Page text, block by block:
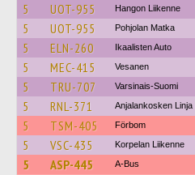
5 UOT-955 Hangon Liikenne
5 UOT-955 Pohjolan Matka
5 ELN-260 Ikaalisten Auto
5 MEC-415 Vesanen
5 TRU-707 Varsinais-Suomi
5 RNL-371 Anjalankosken Linja
5 TSM-405 Förbom
5 VSC-435 Korpelan Liikenne
5 ASP-445 A-Bus